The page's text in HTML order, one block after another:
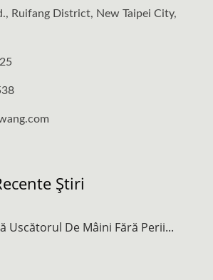
Ruifang District, New Taipei City,
Știri
Uscătorul De Mâini Fără Perii...